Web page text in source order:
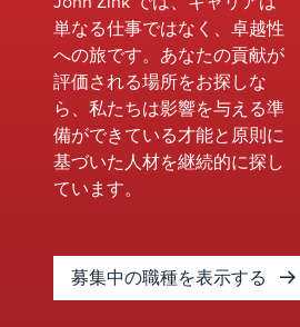
徴づけられてきました。
単なる仕事ではなく、卓越性
への旅です。あなたの貢献が
評価される場所をお探しな
ら、私たちは影響を与える準
備ができている才能と原則に
基づいた人材を継続的に探し
ています。
募集中の職種を表示する